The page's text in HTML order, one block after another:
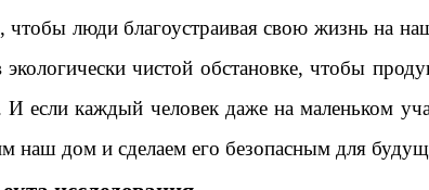
люди благоустраивая свою жизнь на
чистой обстановке, чтобы
если каждый человек даже на маленьком
наш дом и сделаем его безопасным для